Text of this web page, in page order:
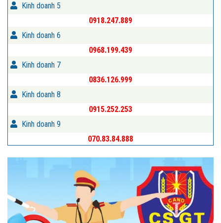
Kinh doanh 5
0918.247.889
Kinh doanh 6
0968.199.439
Kinh doanh 7
0836.126.999
Kinh doanh 8
0915.252.253
Kinh doanh 9
070.83.84.888